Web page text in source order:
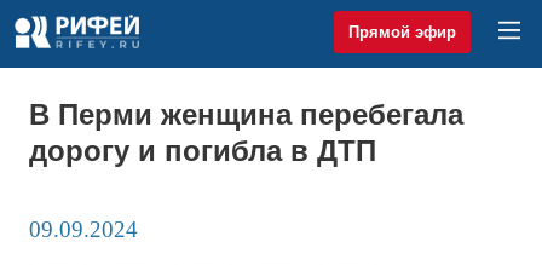
Прямой эфир
В Перми женщина перебегала
дорогу и погибла в ДТП
09.09.2024